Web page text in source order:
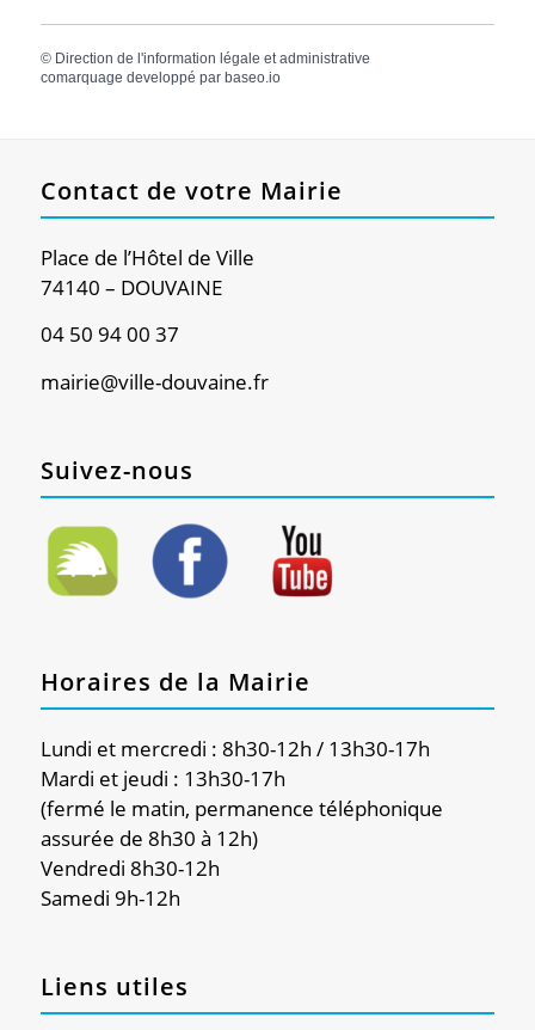
© Direction de l'information légale et administrative
comarquage developpé par baseo.io
Contact de votre Mairie
Place de l’Hôtel de Ville
74140 – DOUVAINE
04 50 94 00 37
mairie@ville-douvaine.fr
Suivez-nous
Horaires de la Mairie
Lundi et mercredi : 8h30-12h / 13h30-17h
Mardi et jeudi : 13h30-17h
(fermé le matin, permanence téléphonique
assurée de 8h30 à 12h)
Vendredi 8h30-12h
Samedi 9h-12h
Liens utiles